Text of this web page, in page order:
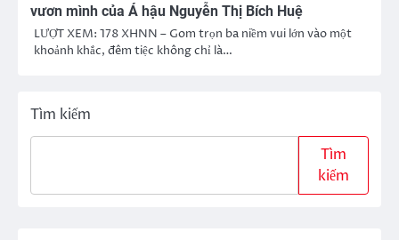
vươn mình của Á hậu Nguyễn Thị Bích Huệ
LƯỢT XEM: 178 XHNN – Gom trọn ba niềm vui lớn vào một
khoảnh khắc, đêm tiệc không chỉ là…
Tìm kiếm
Tìm
kiếm